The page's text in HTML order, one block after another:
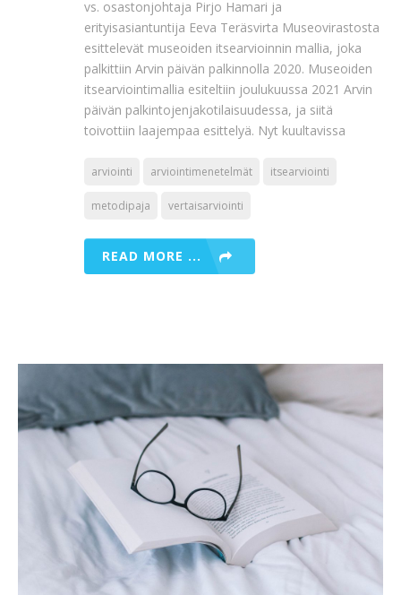
vs. osastonjohtaja Pirjo Hamari ja
erityisasiantuntija Eeva Teräsvirta Museovirastosta
esittelevät museoiden itsearvioinnin mallia, joka
palkittiin Arvin päivän palkinnolla 2020. Museoiden
itsearviointimallia esiteltiin joulukuussa 2021 Arvin
päivän palkintojenjakotilaisuudessa, ja siitä
toivottiin laajempaa esittelyä. Nyt kuultavissa
arviointi arviointimenetelmät itsearviointi
metodipaja vertaisarviointi
READ MORE ...